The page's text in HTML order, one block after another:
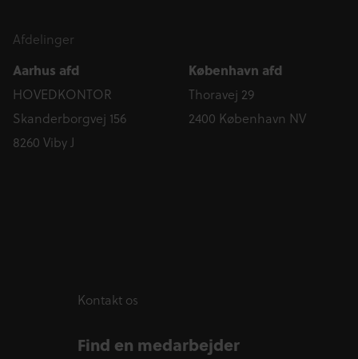
Afdelinger
Aarhus afd
HOVEDKONTOR
Skanderborgvej 156
8260 Viby J
København afd
Thoravej 29
2400 København NV
Kontakt os
Find en medarbejder